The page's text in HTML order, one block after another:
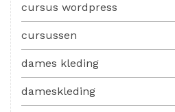
cursus wordpress
cursussen
dames kleding
dameskleding